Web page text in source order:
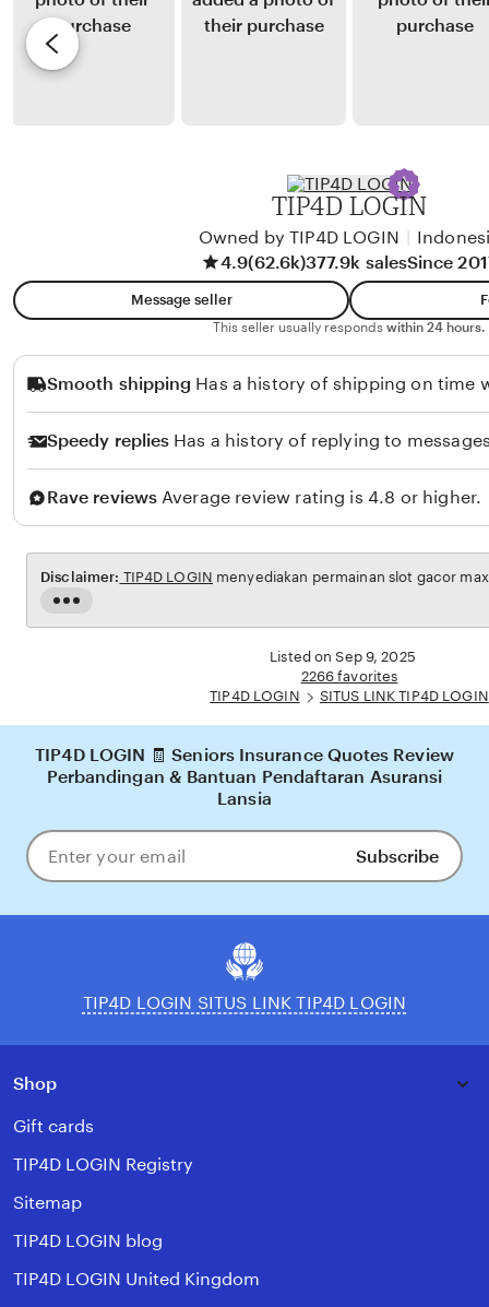
y
o
T
a
r
i
S
i
r
a
i
t
TIP4D LOGIN
Owned by TIP4D LOGIN
4.9(62.6k)377.9k salesSince
Message seller
This seller usually responds within 24 hours.
Smooth shipping Has a history of shipping on time
Speedy replies Has a history of replying to
Rave reviews Average review rating is 4.8 or higher.
Read
the
Disclaimer: TIP4D LOGIN menyediakan permainan slot gacor
Listed on Sep 9, 2025
2266 favorites
TIP4D LOGIN
SITUS LINK TIP4D LOGIN
TIP4D LOGIN 🧾 Seniors Insurance Quotes Review
Perbandingan & Bantuan Pendaftaran Asuransi
Lansia
Enter
your
Subscribe
TIP4D LOGIN SITUS LINK TIP4D LOGIN
Shop
Gift cards
TIP4D LOGIN Registry
Sitemap
TIP4D LOGIN blog
TIP4D LOGIN United Kingdom